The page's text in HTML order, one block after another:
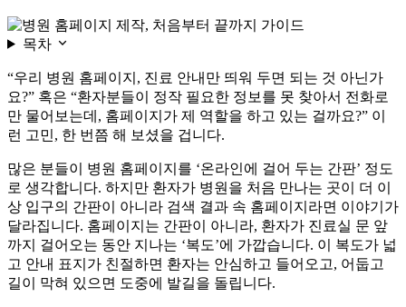
목차
“우리 병원 홈페이지, 진료 안내만 띄워 두면 되는 것 아닌가
요?” 혹은 “환자분들이 정작 필요한 정보를 못 찾아서 전화로
만 물어보는데, 홈페이지가 제 역할을 하고 있는 걸까요?” 이
런 고민, 한 번쯤 해 보셨을 겁니다.
많은 분들이 병원 홈페이지를 ‘온라인에 걸어 두는 간판’ 정도
로 생각합니다. 하지만 환자가 병원을 처음 만나는 곳이 더 이
상 입구의 간판이 아니라 검색 결과 속 홈페이지라면 이야기가
달라집니다. 홈페이지는 간판이 아니라, 환자가 진료실 문 앞
까지 걸어오는 동안 지나는 ‘복도’에 가깝습니다. 이 복도가 넓
고 안내 표지가 친절하면 환자는 안심하고 들어오고, 어둡고
길이 막혀 있으면 도중에 발길을 돌립니다.